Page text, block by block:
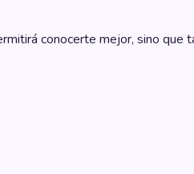
conocerte mejor, sino que